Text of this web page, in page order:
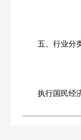
五、行业分
执行国民经济